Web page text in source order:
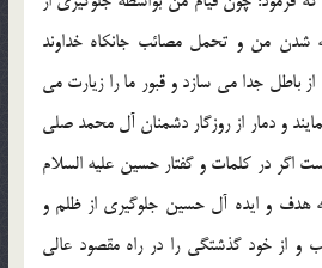
شدن من و تحمل مصائب جانكاه خداوند
از باطل جدا مى سازد و قبور ما را زيارت مى
و دمار از روزگار دشمنان آل محمد صلى
اگر در كلمات و گفتار حسين عليه السلام
هدف و ايده آل حسين جلوگيرى از ظلم و
از خود گذشتگى را در راه مقصود عالى